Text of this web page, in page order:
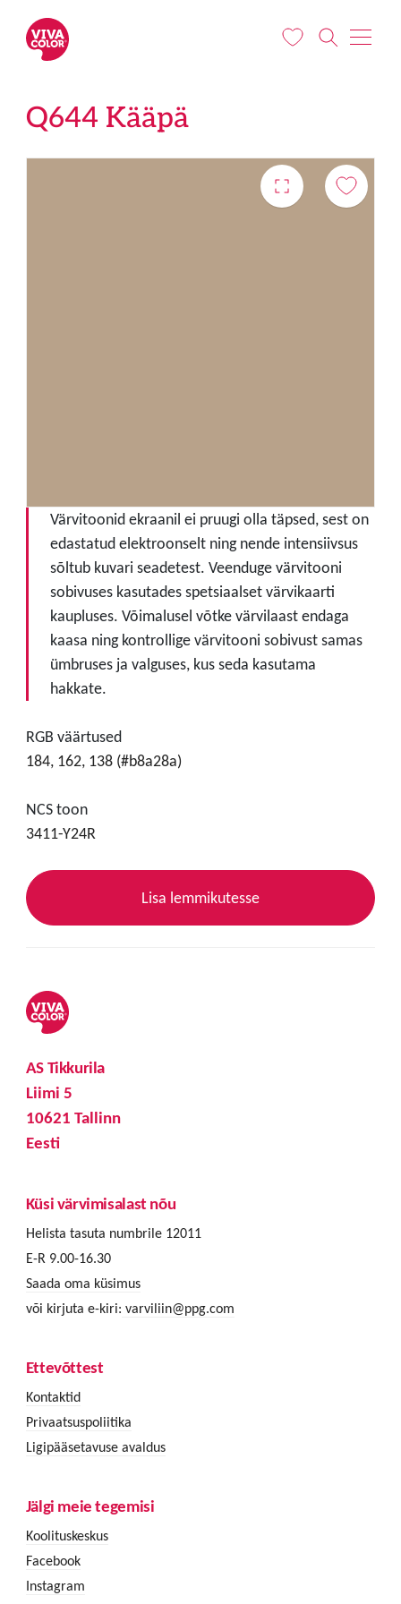
Q644 Kääpä
Värvitoonid ekraanil ei pruugi olla täpsed, sest on
edastatud elektroonselt ning nende intensiivsus
sõltub kuvari seadetest. Veenduge värvitooni
sobivuses kasutades spetsiaalset värvikaarti
kaupluses. Võimalusel võtke värvilaast endaga
kaasa ning kontrollige värvitooni sobivust samas
ümbruses ja valguses, kus seda kasutama
hakkate.
RGB väärtused
184, 162, 138 (#b8a28a)
NCS toon
3411-Y24R
Lisa lemmikutesse
AS Tikkurila
Liimi 5
10621 Tallinn
Eesti
Küsi värvimisalast nõu
Helista tasuta numbrile 12011
E-R 9.00-16.30
Saada oma küsimus
või kirjuta e-kiri: varviliin@ppg.com
Ettevõttest
Kontaktid
Privaatsuspoliitika
Ligipääsetavuse avaldus
Jälgi meie tegemisi
Koolituskeskus
Facebook
Instagram